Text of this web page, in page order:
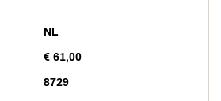
NL
€ 61,00
8729